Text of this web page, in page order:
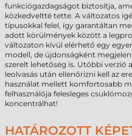
funkciógazdagságot biztosítja,
közkedveltté tette. A változatos
típusokkal felel, így garantáltan
adott körülmények között a
változaton kívül elérhető egy
modell, de újdonságként
szerelt lehetőség is. Utóbbi
leolvasás után ellenőrizni kell az
használat mellett komfortosabb
felhasználója felesleges
koncentrálhat!
HATÁROZOTT